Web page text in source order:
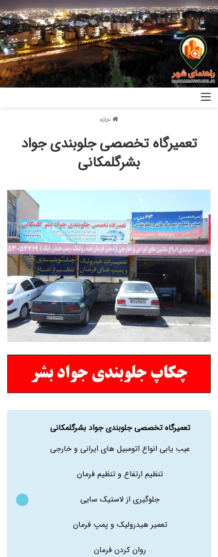
خانه
تعمیرگاه تخصصی جلوبندی جواد
بشرگلمکانی
تعمیرگاه تخصصی جلوبندی جواد بشرگلمکانی
عیب یابی انواع اتومبیل های ایرانی و خارجی
تنظیم ارتفاع و تنظیم فرمان
جلوگیری از لاستیک سایی
تعمیر هیدرولیک و پمپ فرمان
روان کردن فرمان